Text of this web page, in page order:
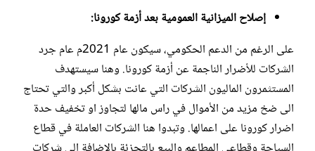
إصلاح الميزانية العمومية بعد أزمة كورونا:
على الرغم من الدعم الحكومي، سيكون عام 2021م عام جرد
الشركات للأضرار الناجمة عن أزمة كورونا. وهنا سيستهدف
المستثمرون الماليون الشركات التي عانت بشكل أكبر والتي تحتاج
الى ضخ مزيد من الأموال في راس مالها لتجاوز او تخفيف حدة
اضرار كورونا على اعمالها. وتبدوا هنا الشركات العاملة في قطاع